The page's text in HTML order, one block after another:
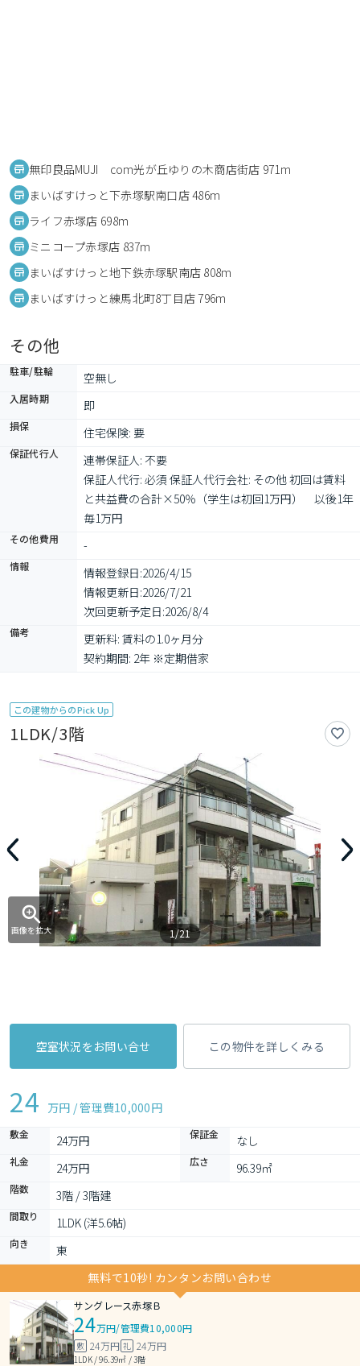
無印良品MUJI com光が丘ゆりの木商店街店 971m
まいばすけっと下赤塚駅南口店 486m
ライフ赤塚店 698m
ミニコープ赤塚店 837m
まいばすけっと地下鉄赤塚駅南店 808m
まいばすけっと練馬北町8丁目店 796m
その他
駐車/駐輪 空無し
入居時期 即
損保 住宅保険: 要
保証代行人
連帯保証人: 不要
保証人代行: 必須 保証人代行会社: その他 初回は賃料
と共益費の合計×50％（学生は初回1万円）　以後1年
毎1万円
その他費用 -
情報 情報登録日:2026/4/15
情報更新日:2026/7/21
次回更新予定日:2026/8/4
備考
更新料: 賃料の1.0ヶ月分
契約期間: 2年 ※定期借家
この建物からのPick Up
1LDK/3階
画像を拡大 1/21
空室状況をお問い合せ この物件を詳しくみる
24 万円 / 管理費10,000円
敷金 24万円 保証金 なし
礼金 24万円 広さ 96.39㎡
階数 3階 / 3階建
間取り 1LDK (洋5.6帖)
向き
東
無料で10秒! カンタンお問い合わせ
サングレース赤塚Ｂ
24万円/管理費10,000円
敷 24万円 礼 24万円
1LDK / 96.39㎡ / 3階